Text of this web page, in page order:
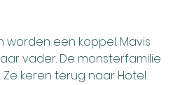
vader. De monsterfamilie
keren terug naar Hotel